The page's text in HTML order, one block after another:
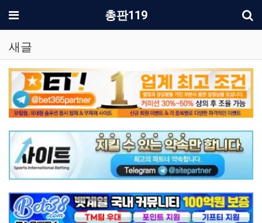
메뉴 총판119
새글